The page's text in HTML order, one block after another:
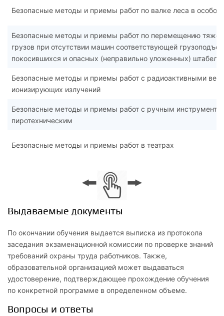
Безопасные методы и приемы работ по валке леса в особо
Безопасные методы и приемы работ по перемещению
грузов при отсутствии машин соответствующей
покосившихся и опасных (неправильно уложенных)
Безопасные методы и приемы работ с радиоактивными
ионизирующих излучений
Безопасные методы и приемы работ с ручным
пиротехническим
Безопасные методы и приемы работ в театрах
Выдаваемые документы
По окончании обучения выдается выписка из протокола
заседания экзаменационной комиссии по проверке знаний
требований охраны труда работников. Также,
образовательной организацией может выдаваться
удостоверение, подтверждающее прохождение обучения
по конкретной программе в определенном объеме.
Вопросы и ответы